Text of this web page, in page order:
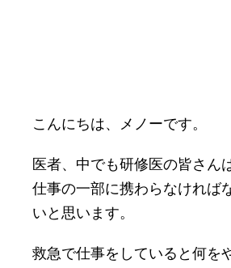
こんにちは、メノーです。
医者、中でも研修医の皆さん
仕事の一部に携わらなければ
いと思います。
救急で仕事をしていると何を